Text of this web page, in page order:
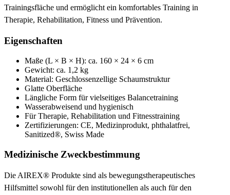
Trainingsfläche und ermöglicht ein komfortables Training in
Therapie, Rehabilitation, Fitness und Prävention.
Eigenschaften
Maße (L × B × H): ca. 160 × 24 × 6 cm
Gewicht: ca. 1,2 kg
Material: Geschlossenzellige Schaumstruktur
Glatte Oberfläche
Längliche Form für vielseitiges Balancetraining
Wasserabweisend und hygienisch
Für Therapie, Rehabilitation und Fitnesstraining
Zertifizierungen: CE, Medizinprodukt, phthalatfrei,
Sanitized®, Swiss Made
Medizinische Zweckbestimmung
Die AIREX® Produkte sind als bewegungstherapeutisches
Hilfsmittel sowohl für den institutionellen als auch für den